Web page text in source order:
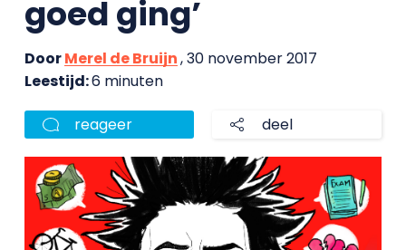
goed ging’
DoorMerel de Bruijn, 30 november 2017
Leestijd:6 minuten
reageer deel